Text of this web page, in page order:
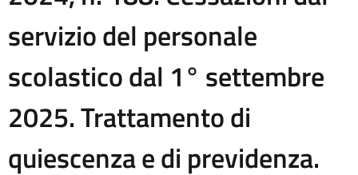
Aree Tematiche
Articolazione degli uffici
Attestazioni OIV o di struttura analoga
Bandi di gara e contratti
Calendario scolastico
Consulenti e collaboratori
servizio del personale
scolastico dal 1° settembre
2025. Trattamento di
quiescenza e di previdenza.